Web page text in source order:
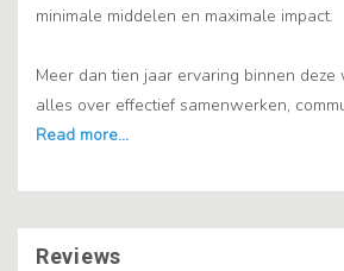
minimale middelen en maximale impact.
Meer dan tien jaar ervaring binnen
alles over effectief samenwerken,
Reviews